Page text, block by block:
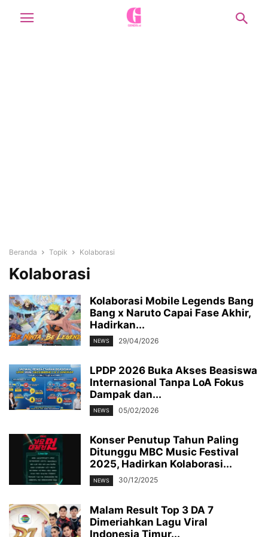
Beranda Topik Kolaborasi
Kolaborasi
Kolaborasi Mobile Legends Bang
Bang x Naruto Capai Fase Akhir,
Hadirkan...
NEWS 29/04/2026
LPDP 2026 Buka Akses Beasiswa
Internasional Tanpa LoA Fokus
Dampak dan...
NEWS 05/02/2026
Konser Penutup Tahun Paling
Ditunggu MBC Music Festival
2025, Hadirkan Kolaborasi...
NEWS 30/12/2025
Malam Result Top 3 DA 7
Dimeriahkan Lagu Viral
Indonesia Timur...